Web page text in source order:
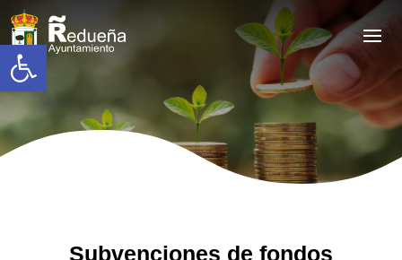
Abrir barra de herramientas
Subvenciones de fondos